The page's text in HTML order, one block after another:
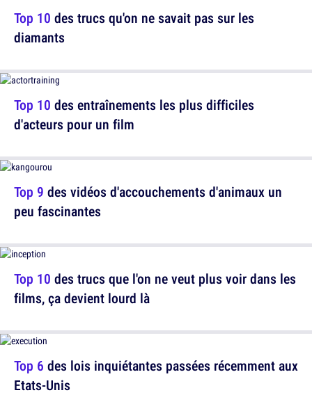
Top 10 des trucs qu'on ne savait pas sur les
diamants
Top 9 des vidéos d'accouchements d'animaux un
peu fascinantes
Top 6 des lois inquiétantes passées récemment aux
Etats-Unis
Top 10 des entraînements les plus difficiles
d'acteurs pour un film
Top 10 des trucs que l'on ne veut plus voir dans les
films, ça devient lourd là